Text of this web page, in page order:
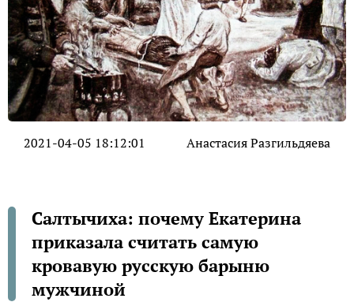
2021-04-05 18:12:01 Анастасия Разгильдяева
Салтычиха: почему Екатерина
приказала считать самую
кровавую русскую барыню
мужчиной